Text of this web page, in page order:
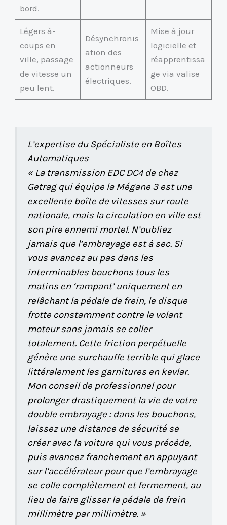
bord.
Légers à-
coups en
ville, passage
de vitesse un
peu lent.
Désynchronis
ation des
actionneurs
électriques.
Mise à jour
logicielle et
réapprentissa
ge via valise
OBD.
L’expertise du Spécialiste en Boîtes
Automatiques
« La transmission EDC DC4 de chez
Getrag qui équipe la Mégane 3 est une
excellente boîte de vitesses sur route
nationale, mais la circulation en ville est
son pire ennemi mortel. N’oubliez
jamais que l’embrayage est à sec. Si
vous avancez au pas dans les
interminables bouchons tous les
matins en ‘rampant’ uniquement en
relâchant la pédale de frein, le disque
frotte constamment contre le volant
moteur sans jamais se coller
totalement. Cette friction perpétuelle
génère une surchauffe terrible qui glace
littéralement les garnitures en kevlar.
Mon conseil de professionnel pour
prolonger drastiquement la vie de votre
double embrayage : dans les bouchons,
laissez une distance de sécurité se
créer avec la voiture qui vous précède,
puis avancez franchement en appuyant
sur l’accélérateur pour que l’embrayage
se colle complètement et fermement, au
lieu de faire glisser la pédale de frein
millimètre par millimètre. »